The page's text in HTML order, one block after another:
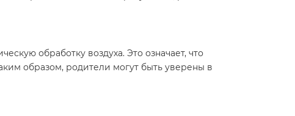
обработку воздуха. Это означает, что
образом, родители могут быть уверены в